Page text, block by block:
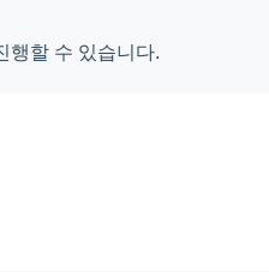
행할 수 있습니다.